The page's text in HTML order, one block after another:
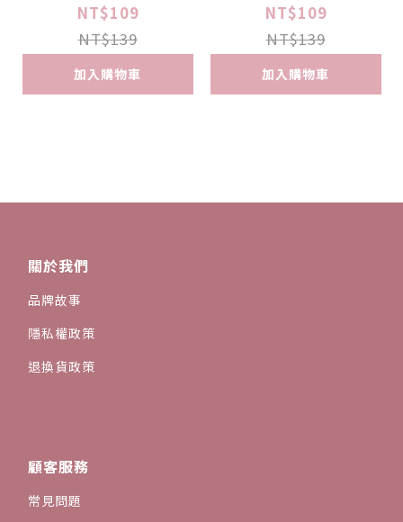
NT$109
NT$139
加入購物車
NT$109
NT$139
加入購物車
關於我們
品牌故事
隱私權政策
退換貨政策
顧客服務
常見問題